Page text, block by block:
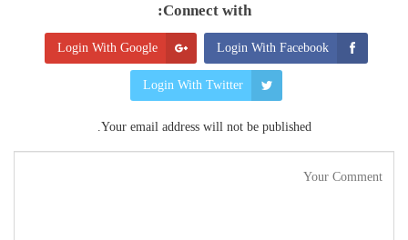
Connect with:
Login With Facebook
Login With Google
Login With Twitter
Your email address will not be published.